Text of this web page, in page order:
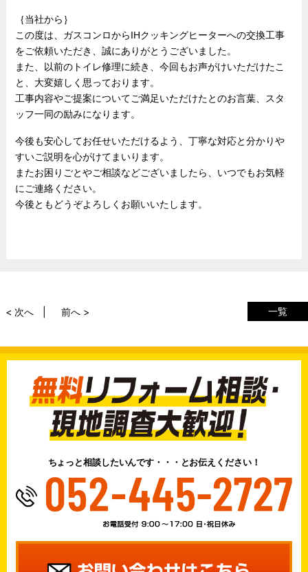
｛当社から｝
この度は、ガスコンロからIHクッキングヒーターへの交換工事
をご依頼いただき、誠にありがとうございました。
また、以前のトイレ修理に続き、今回もお声がけいただけたこ
と、大変嬉しく思っております。
工事内容やご提案についてご満足いただけたとのお言葉、スタ
ッフ一同の励みになります。
今後も安心してお任せいただけるよう、丁寧な対応と分かりや
すいご説明を心がけてまいります。
またお困りごとやご相談などございましたら、いつでもお気軽
にご連絡ください。
今後ともどうぞよろしくお願いいたします。
一覧
< 次へ 前へ >
ちょっと相談したいんです・・・とお伝えください！